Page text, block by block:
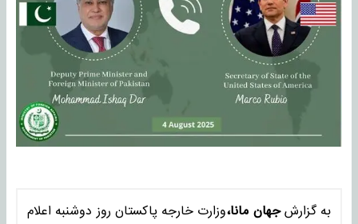
به گزارشجهان مانا،وزارت خارجه پاکستان روز دوشنبه اعلام